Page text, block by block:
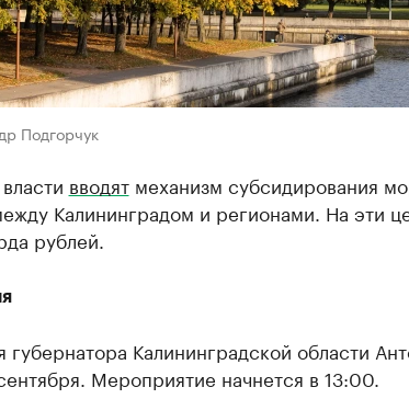
Подгорчук
вводятмеханизм субсидирования
Калининградом и регионами. На эти
рублей.
губернатора Калининградской области
Мероприятие начнется в 13:00.